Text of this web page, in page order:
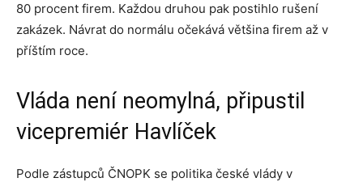
80 procent firem. Každou druhou pak postihlo rušení
zakázek. Návrat do normálu očekává většina firem až v
příštím roce.
Vláda není neomylná, připustil
vicepremiér Havlíček
Podle zástupců ČNOPK se politika české vlády v